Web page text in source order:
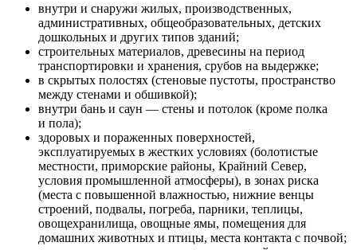
внутри и снаружи жилых, производственных,
административных, общеобразовательных, детских
дошкольных и других типов зданий;
строительных материалов, древесины на период
транспортировки и хранения, срубов на выдержке;
в скрытых полостях (стеновые пустоты, пространство
между стенами и обшивкой);
внутри бань и саун — стены и потолок (кроме полка
и пола);
здоровых и пораженных поверхностей,
эксплуатируемых в жестких условиях (болотистые
местности, приморские районы, Крайний Север,
условия промышленной атмосферы), в зонах риска
(места с повышенной влажностью, нижние венцы
строений, подвалы, погреба, парники, теплицы,
овощехранилища, овощные ямы, помещения для
домашних животных и птицы, места контакта с почвой;